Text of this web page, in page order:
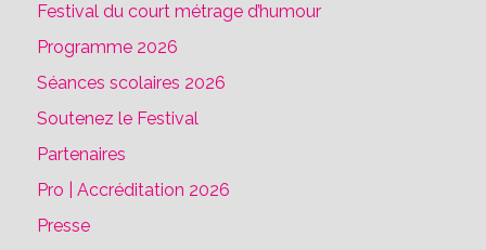
Festival du court métrage d’humour
Programme 2026
Séances scolaires 2026
Soutenez le Festival
Partenaires
Pro | Accréditation 2026
Presse